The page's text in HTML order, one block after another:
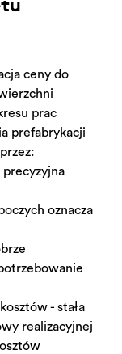
ceny do
prac
prefabrykacji
precyzyjna
oznacza
- stała
realizacyjnej